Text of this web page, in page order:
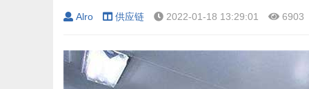
› ›
Alro 供应链 2022-01-18 13:29:01 6903